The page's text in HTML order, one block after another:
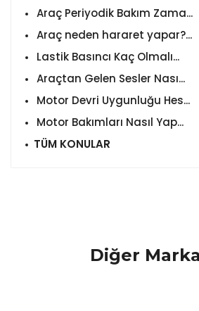
Araç Periyodik Bakım Zama...
Araç neden hararet yapar?...
Lastik Basıncı Kaç Olmalı...
Araçtan Gelen Sesler Nası...
Motor Devri Uygunluğu Hes...
Motor Bakımları Nasıl Yap...
TÜM KONULAR
Diğer